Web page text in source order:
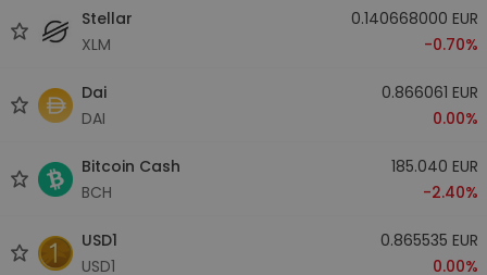
Stellar
XLM
0.140668000 EUR
-0.70%
Dai
DAI
0.866061 EUR
0.00%
Bitcoin Cash
BCH
185.040 EUR
-2.40%
USD1
USD1
0.865535 EUR
0.00%